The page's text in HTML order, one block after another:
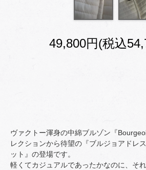
49,800円(税込
ヴァクトー渾身の中綿ブルゾン『
レクションから待望の『ブルジョアドレ
ット』の登場です。
軽くてカジュアルであったかなのに、そ